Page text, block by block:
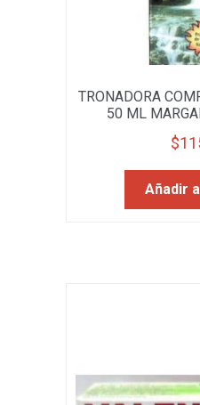
TRONADORA
50 ML
$
Añadir